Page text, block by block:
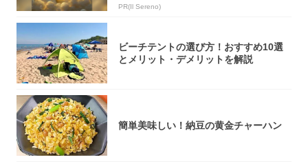
PR(Il Sereno)
ビーチテントの選び方！おすすめ10選
とメリット・デメリットを解説
簡単美味しい！納豆の黄金チャーハン